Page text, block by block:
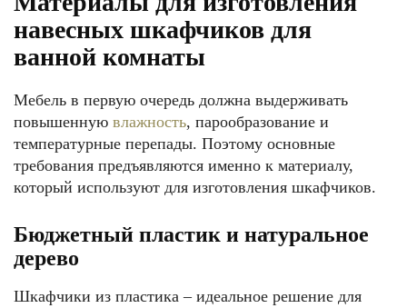
навесных шкафчиков для
ванной комнаты
Мебель в первую очередь должна выдерживать
повышенную влажность, парообразование и
температурные перепады. Поэтому основные
требования предъявляются именно к материалу,
который используют для изготовления шкафчиков.
Бюджетный пластик и натуральное
дерево
Шкафчики из пластика – идеальное решение для